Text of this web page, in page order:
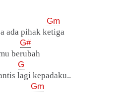
Gm
ada pihak ketiga
G#
berubah
G
lagi kepadaku..
Gm